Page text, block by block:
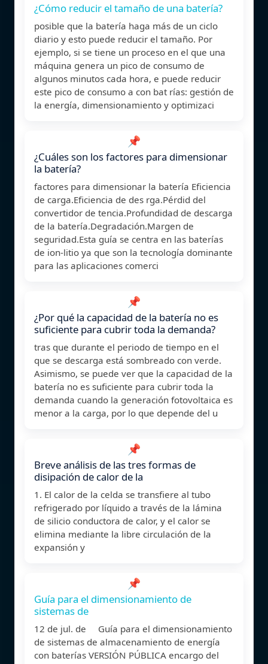
¿Cómo reducir el tamaño de una batería?
posible que la batería haga más de un ciclo
diario y esto puede reducir el tamaño. Por
ejemplo, si se tiene un proceso en el que una
máquina genera un pico de consumo de
algunos minutos cada hora, e puede reducir
este pico de consumo a con bat rías: gestión de
la energía, dimensionamiento y optimizaci
📌
¿Cuáles son los factores para dimensionar
la batería?
factores para dimensionar la batería Eficiencia
de carga.Eficiencia de des rga.Pérdid del
convertidor de tencia.Profundidad de descarga
de la batería.Degradación.Margen de
seguridad.Esta guía se centra en las baterías
de ion-litio ya que son la tecnología dominante
para las aplicaciones comerci
📌
¿Por qué la capacidad de la batería no es
suficiente para cubrir toda la demanda?
tras que durante el periodo de tiempo en el
que se descarga está sombreado con verde.
Asimismo, se puede ver que la capacidad de la
batería no es suficiente para cubrir toda la
demanda cuando la generación fotovoltaica es
menor a la carga, por lo que depende del u
📌
Breve análisis de las tres formas de
disipación de calor de la
1. El calor de la celda se transfiere al tubo
refrigerado por líquido a través de la lámina
de silicio conductora de calor, y el calor se
elimina mediante la libre circulación de la
expansión y
📌
Guía para el dimensionamiento de
sistemas de
12 de jul. de Guía para el dimensionamiento
de sistemas de almacenamiento de energía
con baterías VERSIÓN PÚBLICA encargo del